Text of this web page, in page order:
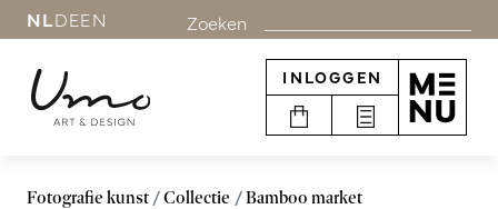
NLDEEN Zoeken
INLOGGEN
Fotografie kunst Collectie Bamboo market